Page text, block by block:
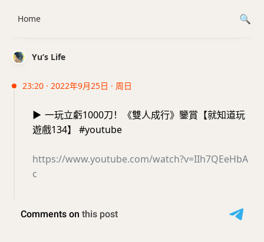
Yu’s Life
23:20 · 2022年9月25日 · 周日
▶️ 一玩立虧1000刀！《雙人成行》鑒賞【就知道玩
遊戲134】 #youtube
https://www.youtube.com/watch?v=IIh7QEeHbA
c
Home